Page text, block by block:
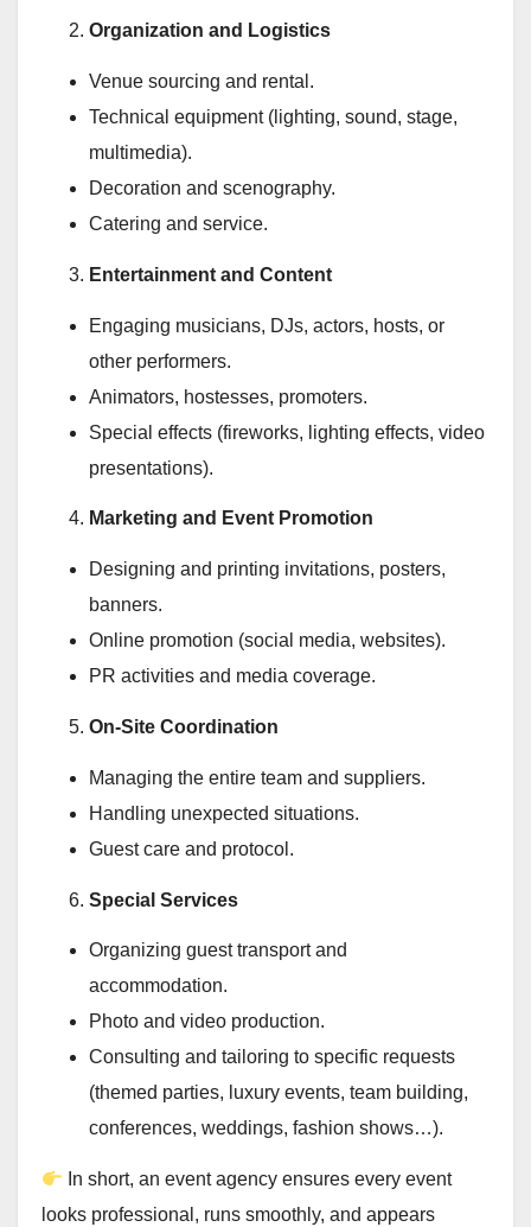
Organization and Logistics
Venue sourcing and rental.
Technical equipment (lighting, sound, stage,
multimedia).
Decoration and scenography.
Catering and service.
Entertainment and Content
Engaging musicians, DJs, actors, hosts, or
other performers.
Animators, hostesses, promoters.
Special effects (fireworks, lighting effects, video
presentations).
Marketing and Event Promotion
Designing and printing invitations, posters,
banners.
Online promotion (social media, websites).
PR activities and media coverage.
On-Site Coordination
Managing the entire team and suppliers.
Handling unexpected situations.
Guest care and protocol.
Special Services
Organizing guest transport and
accommodation.
Photo and video production.
Consulting and tailoring to specific requests
(themed parties, luxury events, team building,
conferences, weddings, fashion shows…).
In short, an event agency ensures every event
looks professional, runs smoothly, and appears